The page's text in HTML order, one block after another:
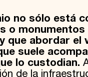
no sólo está
o monumentos
que abordar el
suele
lo custodian.
de la